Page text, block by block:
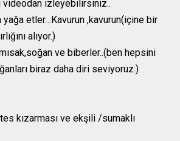
videodan izleyebilirsiniz..
yağa etler…Kavurun ,kavurun(içine bir
alıyor.)
ve biberler..(ben hepsini
biraz daha diri seviyoruz.)
kızarması ve ekşili /sumaklı